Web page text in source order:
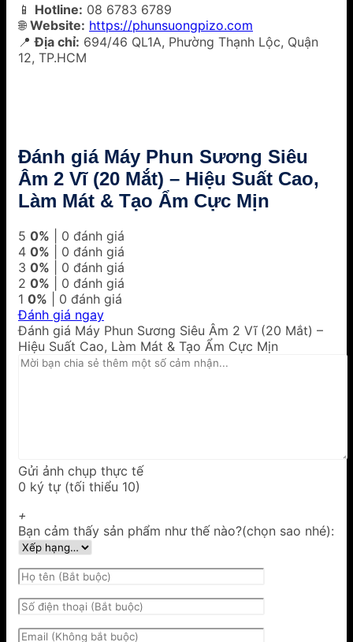
📱 Hotline: 08 6783 6789
🌐 Website: https://phunsuongpizo.com
📍Địa chỉ: 694/46 QL1A, Phường Thạnh Lộc, Quận
12, TP.HCM
Đánh giá Máy Phun Sương Siêu
Âm 2 Vĩ (20 Mắt) – Hiệu Suất Cao,
Làm Mát & Tạo Ẩm Cực Mịn
5 0% | 0 đánh giá
4 0% | 0 đánh giá
3 0% | 0 đánh giá
2 0% | 0 đánh giá
1 0% | 0 đánh giá
Đánh giá ngay
Đánh giá Máy Phun Sương Siêu Âm 2 Vĩ (20 Mắt) –
Hiệu Suất Cao, Làm Mát & Tạo Ẩm Cực Mịn
Gửi ảnh chụp thực tế
0 ký tự (tối thiểu 10)
+
Bạn cảm thấy sản phẩm như thế nào?(chọn sao nhé):